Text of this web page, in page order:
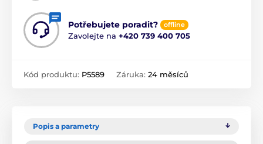
Potřebujete poradit? offline
Zavolejte na +420 739 400 705
Kód produktu: P5589 Záruka: 24 měsíců
Popis a parametry